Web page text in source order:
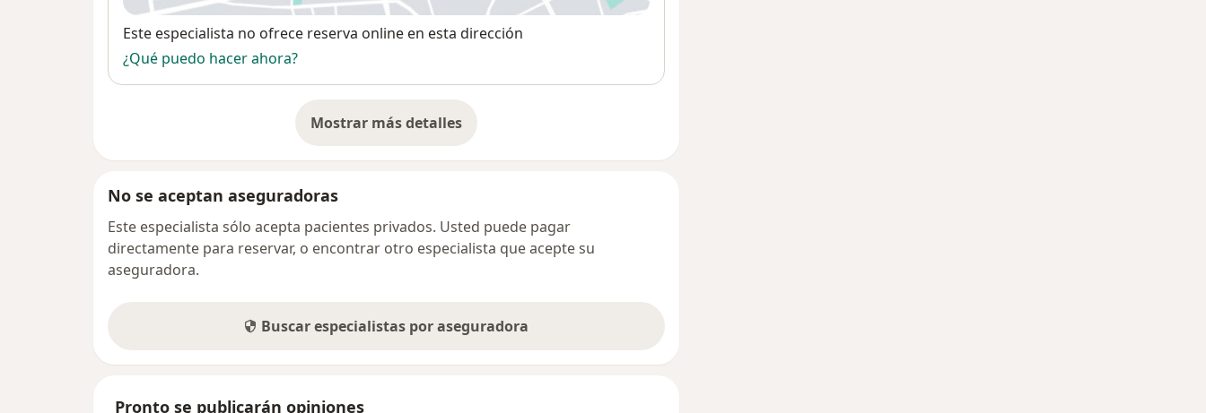
Disponibilidad
Este especialista no ofrece reserva online en esta dirección
¿Qué puedo hacer ahora?
Mostrar más detalles
sobre la dirección
No se aceptan aseguradoras
Este especialista sólo acepta pacientes privados. Usted puede pagar
directamente para reservar, o encontrar otro especialista que acepte su
aseguradora.
Buscar especialistas por aseguradora
Pronto se publicarán opiniones